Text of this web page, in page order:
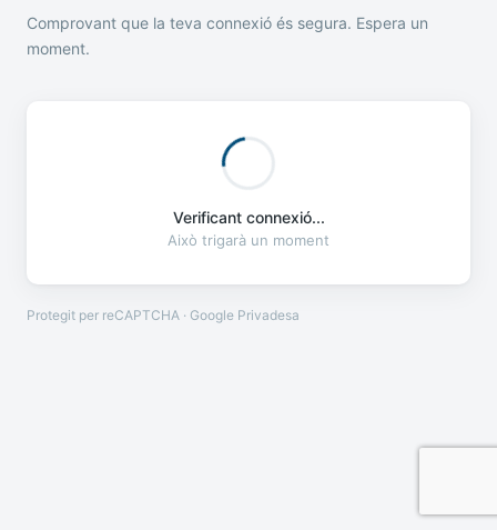
Comprovant que la teva connexió és segura. Espera un
moment.
Verificant connexió...
Això trigarà un moment
Protegit per reCAPTCHA · Google Privadesa